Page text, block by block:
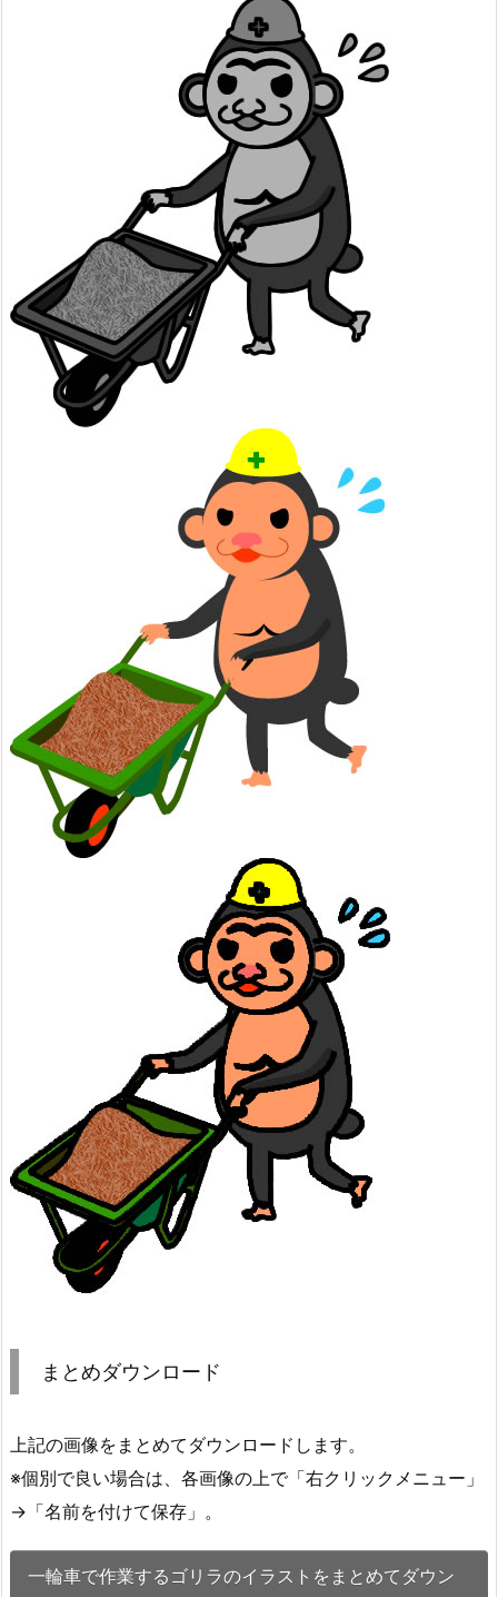
まとめダウンロード
上記の画像をまとめてダウンロードします。
※個別で良い場合は、各画像の上で「右クリックメニュー」
→「名前を付けて保存」。
一輪車で作業するゴリラのイラストをまとめてダウン